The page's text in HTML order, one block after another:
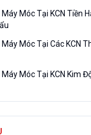
Máy Móc Tại KCN Tiền
Móc Tại Các KCN
Máy Móc Tại KCN Kim